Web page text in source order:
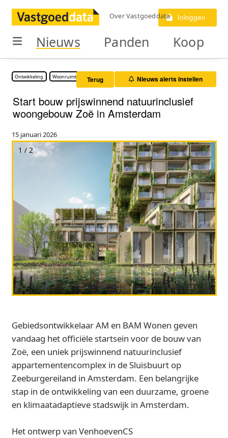
Over Vastgoeddata Inloggen
Nieuws Panden Koop
Ontwikkeling Woonruimte Terug Nieuws alerts instellen
Start bouw prijswinnend natuurinclusief
woongebouw Zoë in Amsterdam
15 januari 2026
1 / 2
Gebiedsontwikkelaar AM en BAM Wonen geven
vandaag het officiële startsein voor de bouw van
Zoë, een uniek prijswinnend natuurinclusief
appartementencomplex in de Sluisbuurt op
Zeeburgereiland in Amsterdam. Een belangrijke
stap in de ontwikkeling van een duurzame, groene
en klimaatadaptieve stadswijk in Amsterdam.
Het ontwerp van VenhoevenCS